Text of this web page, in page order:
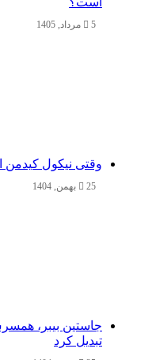
5 مرداد, 1405
وقتی نیکول کیدمن
25 بهمن, 1404
جاستین بیبر،
تبدیل کرد